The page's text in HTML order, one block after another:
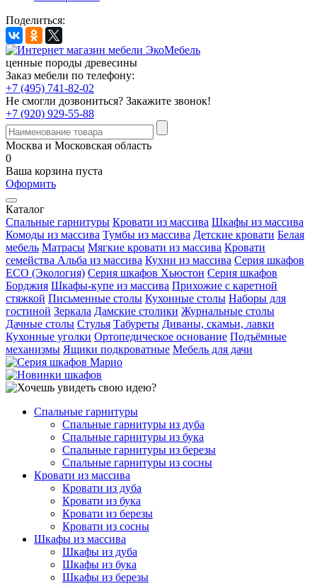
Поделиться:
ценные породы древесины
Заказ мебели по телефону:
+7 (495) 741-82-02
Не смогли дозвониться? Закажите звонок!
+7 (920) 929-55-88
Москва и Московская область
0
Ваша корзина пуста
Оформить
Каталог
Спальные гарнитуры Кровати из массива Шкафы из массива
Комоды из массива Тумбы из массива Детские кровати Белая
мебель Матрасы Мягкие кровати из массива Кровати
семейства Альба из массива Кухни из массива Серия шкафов
ECO (Экология) Серия шкафов Хьюстон Серия шкафов
Борджия Шкафы-купе из массива Прихожие с каретной
стяжкой Письменные столы Кухонные столы Наборы для
гостиной Зеркала Дамские столики Журнальные столы
Дачные столы Стулья Табуреты Диваны, скамьи, лавки
Кухонные уголки Ортопедическое основание Подъёмные
механизмы Ящики подкроватные Мебель для дачи
Спальные гарнитуры
Спальные гарнитуры из дуба
Спальные гарнитуры из бука
Спальные гарнитуры из березы
Спальные гарнитуры из сосны
Кровати из массива
Кровати из дуба
Кровати из бука
Кровати из березы
Кровати из сосны
Шкафы из массива
Шкафы из дуба
Шкафы из бука
Шкафы из березы